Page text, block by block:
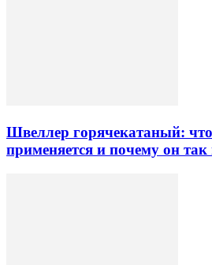
Швеллер горячекатаный: что
применяется и почему он так